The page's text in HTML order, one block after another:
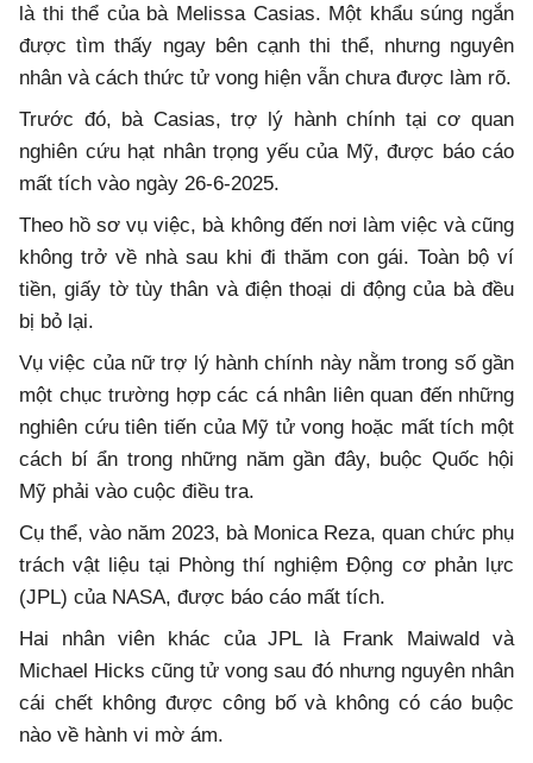
là thi thể của bà Melissa Casias. Một khẩu súng ngắn
được tìm thấy ngay bên cạnh thi thể, nhưng nguyên
nhân và cách thức tử vong hiện vẫn chưa được làm rõ.
Trước đó, bà Casias, trợ lý hành chính tại cơ quan
nghiên cứu hạt nhân trọng yếu của Mỹ, được báo cáo
mất tích vào ngày 26-6-2025.
Theo hồ sơ vụ việc, bà không đến nơi làm việc và cũng
không trở về nhà sau khi đi thăm con gái. Toàn bộ ví
tiền, giấy tờ tùy thân và điện thoại di động của bà đều
bị bỏ lại.
Vụ việc của nữ trợ lý hành chính này nằm trong số gần
một chục trường hợp các cá nhân liên quan đến những
nghiên cứu tiên tiến của Mỹ tử vong hoặc mất tích một
cách bí ẩn trong những năm gần đây, buộc Quốc hội
Mỹ phải vào cuộc điều tra.
Cụ thể, vào năm 2023, bà Monica Reza, quan chức phụ
trách vật liệu tại Phòng thí nghiệm Động cơ phản lực
(JPL) của NASA, được báo cáo mất tích.
Hai nhân viên khác của JPL là Frank Maiwald và
Michael Hicks cũng tử vong sau đó nhưng nguyên nhân
cái chết không được công bố và không có cáo buộc
nào về hành vi mờ ám.